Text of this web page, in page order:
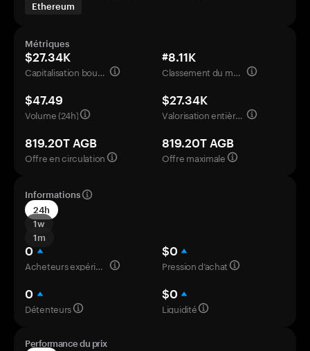
Ethereum
Métriques
$27.34K
Capitalisation boursière
#8.11K
Classement du marché
$47.49
Volume (24h)
$27.34K
Valorisation entièrement diluée
819.20T AGB
Offre en circulation
819.20T AGB
Offre maximale
Informations
24h
1w
1m
0
Acheteurs expérimentés
$0
Pression d’achat
0
Détenteurs
$0
Liquidité
Performance du prix